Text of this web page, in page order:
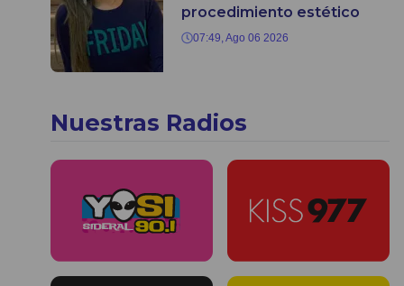
procedimiento estético
07:49, Ago 06 2026
Nuestras Radios